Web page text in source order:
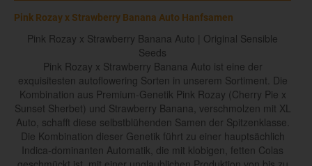
Pink Rozay x Strawberry Banana Auto Hanfsamen
Pink Rozay x Strawberry Banana Auto | Original Sensible
Seeds
Pink Rozay x Strawberry Banana Auto ist eine der
exquisitesten autoflowering Sorten in unserem Sortiment. Die
Kombination aus Premium-Genetik Pink Rozay (Cherry Pie x
Sunset Sherbet) und Strawberry Banana, verschmolzen mit XL
Auto, schafft diese selbstblühenden Samen der Spitzenklasse.
Die Kombination dieser Genetik führt zu einer hauptsächlich
Indica-dominanten Automatik, die mit klobigen, fetten Colas